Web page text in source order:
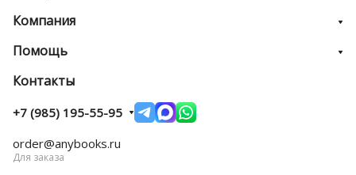
Компания
Помощь
Контакты
+7 (985) 195-55-95
order@anybooks.ru
Для заказа